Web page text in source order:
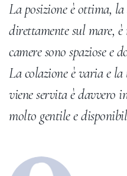
La posizione è ottima,
direttamente sul mare, è
camere sono spaziose e
La colazione è varia e
viene servita è davvero
molto gentile e